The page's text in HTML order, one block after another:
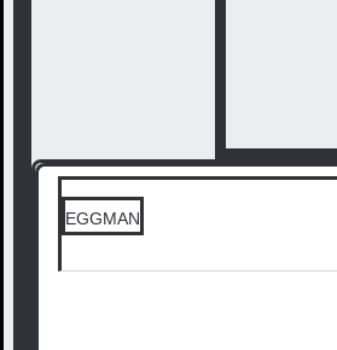
EGGMAN